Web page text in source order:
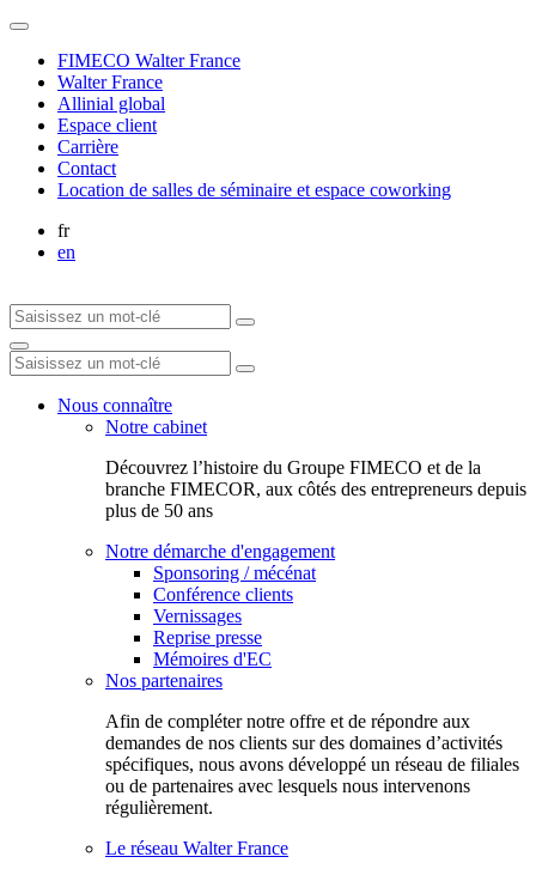
FIMECO Walter France
Walter France
Allinial global
Espace client
Carrière
Contact
Location de salles de séminaire et espace coworking
fr
en
Nous connaître
Notre cabinet
Découvrez l’histoire du Groupe FIMECO et de la
branche FIMECOR, aux côtés des entrepreneurs depuis
plus de 50 ans
Notre démarche d'engagement
Sponsoring / mécénat
Conférence clients
Vernissages
Reprise presse
Mémoires d'EC
Nos partenaires
Afin de compléter notre offre et de répondre aux
demandes de nos clients sur des domaines d’activités
spécifiques, nous avons développé un réseau de filiales
ou de partenaires avec lesquels nous intervenons
régulièrement.
Le réseau Walter France